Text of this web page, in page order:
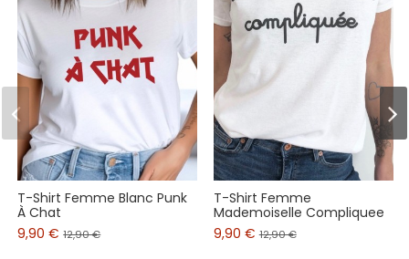
T-Shirt Femme Blanc Punk
À Chat
9,90 €12,90 €
T-Shirt Femme
Mademoiselle Compliquee
9,90 €12,90 €